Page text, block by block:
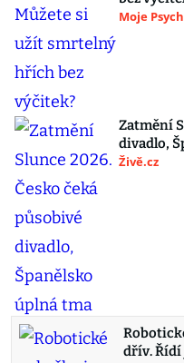
Moje
Zatmění
divadlo,
Živě.cz
dřív. Řídí